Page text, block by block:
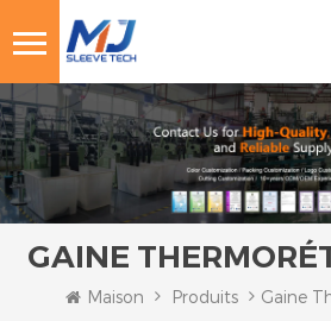
GAINE
Maison Produits Gaine